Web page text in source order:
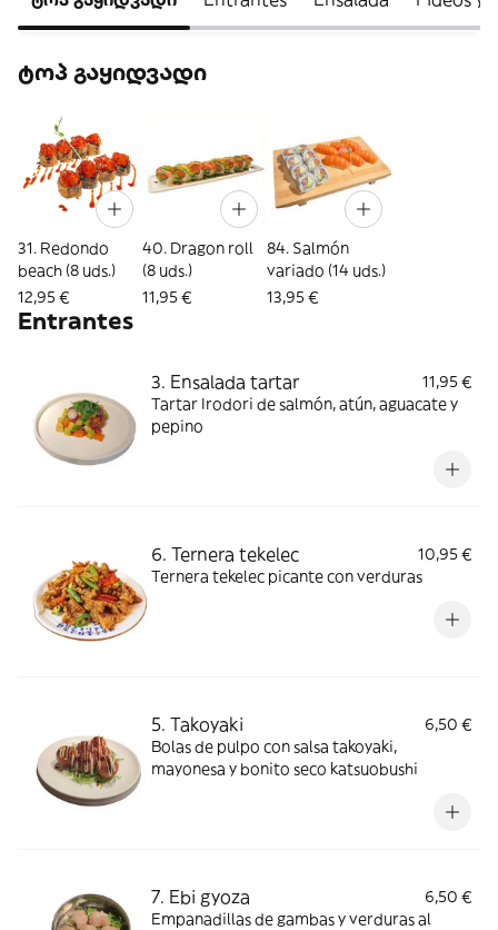
ტოპ გაყიდვადი
31. Redondo
beach (8 uds.)
12,95 €
40. Dragon roll
(8 uds.)
11,95 €
84. Salmón
variado (14 uds.)
13,95 €
Entrantes
3. Ensalada tartar
11,95 €
Tartar Irodori de salmón, atún, aguacate y
pepino
6. Ternera tekelec
10,95 €
Ternera tekelec picante con verduras
5. Takoyaki
6,50 €
Bolas de pulpo con salsa takoyaki,
mayonesa y bonito seco katsuobushi
7. Ebi gyoza
6,50 €
Empanadillas de gambas y verduras al